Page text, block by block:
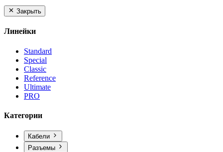
Закрыть
Линейки
Standard
Special
Classic
Reference
Ultimate
PRO
Категории
Кабели
Разъемы